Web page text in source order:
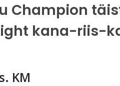
Champion
kana-riis-
KM